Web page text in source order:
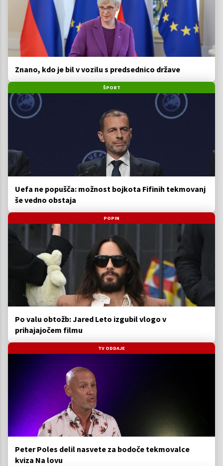
Znano, kdo je bil v vozilu s predsednico države
ŠPORT
Uefa ne popušča: možnost bojkota Fifinih tekmovanj
še vedno obstaja
POPIN
Po valu obtožb: Jared Leto izgubil vlogo v
prihajajočem filmu
TV ODDAJE
Peter Poles delil nasvete za bodoče tekmovalce
kviza Na lovu